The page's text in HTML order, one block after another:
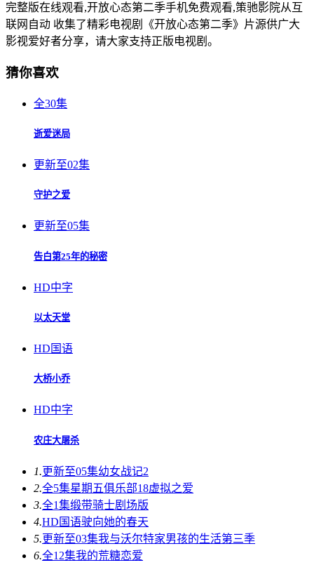
完整版在线观看,开放心态第二季手机免费观看,策驰影院从互
联网自动 收集了精彩电视剧《开放心态第二季》片源供广大
影视爱好者分享，请大家支持正版电视剧。
猜你喜欢
全30集
逝爱迷局
更新至02集
守护之爱
更新至05集
告白第25年的秘密
HD中字
以太天堂
HD国语
大桥小乔
HD中字
农庄大屠杀
1.更新至05集幼女战记2
2.全5集星期五俱乐部18虚拟之爱
3.全1集缎带骑士剧场版
4.HD国语驶向她的春天​
5.更新至03集我与沃尔特家男孩的生活第三季
6.全12集我的荒糖恋爱